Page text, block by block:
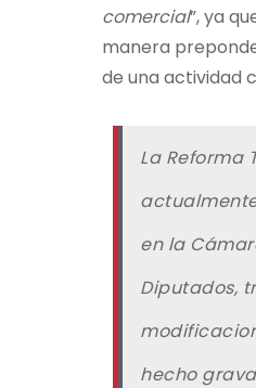
comercial”, ya
manera
de una actividad
La Reforma
en la
Diputados,
hecho